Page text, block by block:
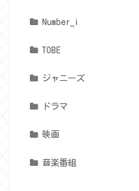
Number_i
TOBE
ジャニーズ
ドラマ
映画
音楽番組